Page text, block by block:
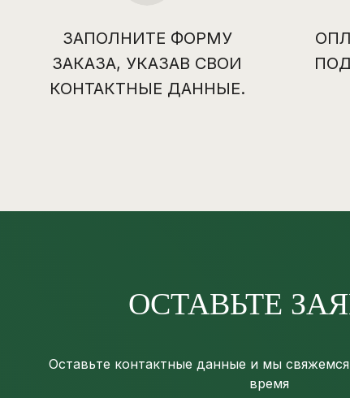
ЗАПОЛНИТЕ ФОРМУ
ЗАКАЗА, УКАЗАВ СВОИ
КОНТАКТНЫЕ ДАННЫЕ.
ОСТАВЬТЕ
Оставьте контактные данные и мы
время